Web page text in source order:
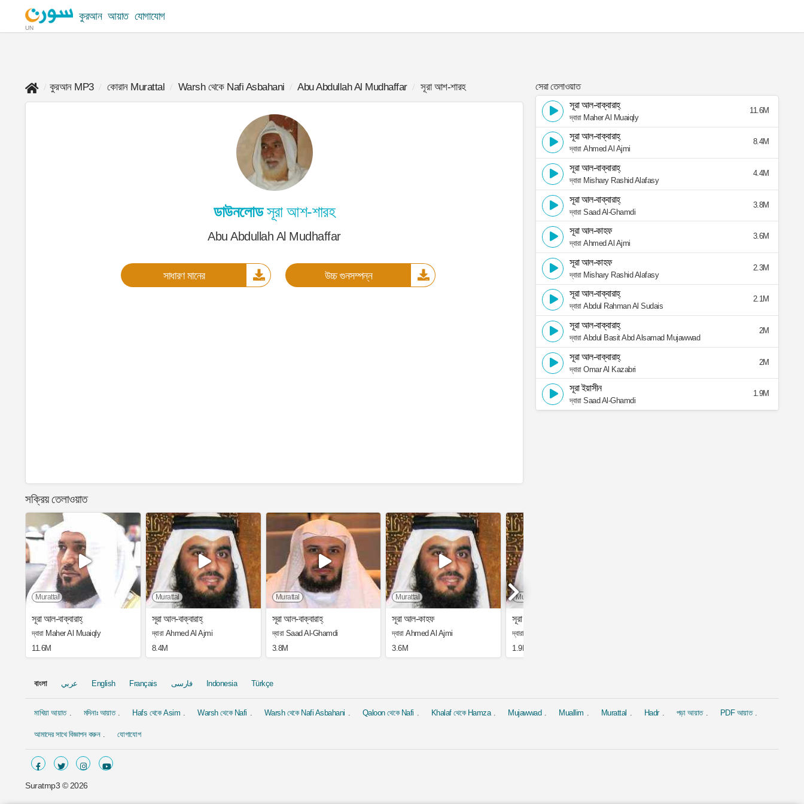
UN
কুরআন আয়াত যোগাযোগ
কুরআন MP3 কোরান Murattal Warsh থেকে Nafi Asbahani Abu Abdullah Al Mudhaffar সূরা আশ-শারহ
ডাউনলোডসূরা আশ-শারহ
Abu Abdullah Al Mudhaffar
সাধারণ মানের উচ্চ গুনসম্পন্ন
সক্রিয় তেলাওয়াত
Murattal
সূরা আল-বাক্বারাহ্
দ্বারা Maher Al Muaiqly
11.6M
Murattal
সূরা আল-বাক্বারাহ্
দ্বারা Ahmed Al Ajmi
8.4M
Murattal
সূরা আল-বাক্বারাহ্
দ্বারা Saad Al-Ghamdi
3.8M
Murattal
সূরা আল-কাহফ
দ্বারা Ahmed Al Ajmi
3.6M
Murattal
সূরা ইয়াসীন
দ্বারা Ahmed Al Ajmi
1.9M
সেরা তেলাওয়াত
সূরা আল-বাক্বারাহ্
দ্বারা Maher Al Muaiqly
11.6M
সূরা আল-বাক্বারাহ্
দ্বারা Ahmed Al Ajmi
8.4M
সূরা আল-বাক্বারাহ্
দ্বারা Mishary Rashid Alafasy
4.4M
সূরা আল-বাক্বারাহ্
দ্বারা Saad Al-Ghamdi
3.8M
সূরা আল-কাহফ
দ্বারা Ahmed Al Ajmi
3.6M
সূরা আল-কাহফ
দ্বারা Mishary Rashid Alafasy
2.3M
সূরা আল-বাক্বারাহ্
দ্বারা Abdul Rahman Al Sudais
2.1M
সূরা আল-বাক্বারাহ্
দ্বারা Abdul Basit Abd Alsamad Mujawwad
2M
সূরা আল-বাক্বারাহ্
দ্বারা Omar Al Kazabri
2M
সূরা ইয়াসীন
দ্বারা Saad Al-Ghamdi
1.9M
বাংলা عربي English Français فارسی Indonesia Türkçe
মাখিয়া আয়াত মদিনাঃ আয়াত Hafs থেকে Asim Warsh থেকে Nafi Warsh থেকে Nafi Asbahani Qaloon থেকে Nafi Khalaf থেকে Hamza Mujawwad Muallim Murattal Hadr পড়া আয়াত PDF আয়াত
আমাদের সাথে বিজ্ঞাপন করুন যোগাযোগ
Suratmp3 © 2026